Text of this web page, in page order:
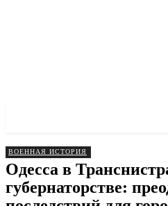
ВОЕННАЯ ИСТОРИЯ
Одесса в
губернаторстве: